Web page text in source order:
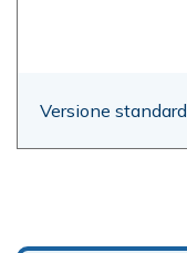
Versione standard